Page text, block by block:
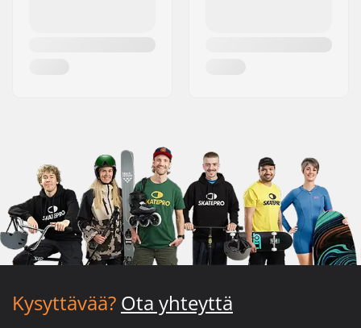
Kysyttävää? Ota yhteyttä